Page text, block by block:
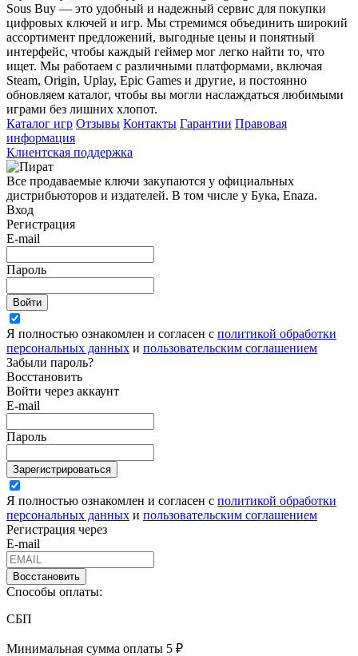
Sous Buy — это удобный и надежный сервис для покупки
цифровых ключей и игр. Мы стремимся объединить широкий
ассортимент предложений, выгодные цены и понятный
интерфейс, чтобы каждый геймер мог легко найти то, что
ищет. Мы работаем с различными платформами, включая
Steam, Origin, Uplay, Epic Games и другие, и постоянно
обновляем каталог, чтобы вы могли наслаждаться любимыми
играми без лишних хлопот.
Каталог игр Отзывы Контакты Гарантии Правовая
информация
Клиентская поддержка
Все продаваемые ключи закупаются у официальных
дистрибьюторов и издателей. В том числе у Бука, Enaza.
Вход
Регистрация
E-mail
Пароль
Войти
Я полностью ознакомлен и согласен с политикой обработки
персональных данных и пользовательским соглашением
Забыли пароль?
Восстановить
Войти через аккаунт
E-mail
Пароль
Зарегистрироваться
Я полностью ознакомлен и согласен с политикой обработки
персональных данных и пользовательским соглашением
Регистрация через
E-mail
Восстановить
Способы оплаты:
СБП
Минимальная сумма оплаты 5 ₽